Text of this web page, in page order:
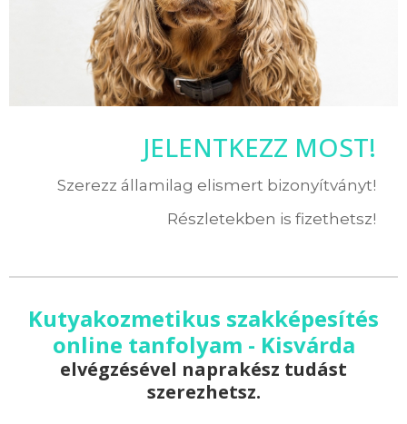
JELENTKEZZ MOST!
Szerezz államilag elismert bizonyítványt!
Részletekben is fizethetsz!
Kutyakozmetikus szakképesítés
online tanfolyam - Kisvárda
elvégzésével naprakész tudást
szerezhetsz.